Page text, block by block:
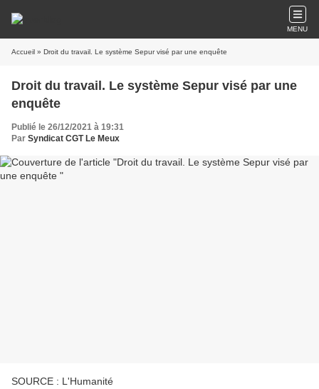
MENU
Accueil » Droit du travail. Le système Sepur visé par une enquête
Droit du travail. Le système Sepur visé par une
enquête
Publié le 26/12/2021 à 19:31
Par Syndicat CGT Le Meux
SOURCE : L'Humanité